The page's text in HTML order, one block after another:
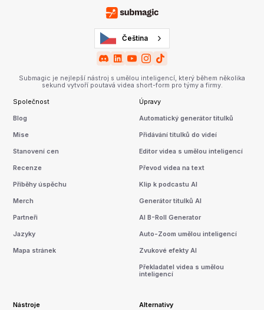
Čeština
Submagic je nejlepší nástroj s umělou inteligencí, který během několika
sekund vytvoří poutavá videa short-form pro týmy a firmy.
Společnost
Blog
Mise
Stanovení cen
Recenze
Příběhy úspěchu
Merch
Partneři
Jazyky
Mapa stránek
Úpravy
Automatický generátor titulků
Přidávání titulků do videí
Editor videa s umělou inteligencí
Převod videa na text
Klip k podcastu AI
Generátor titulků AI
AI B-Roll Generator
Auto-Zoom umělou inteligencí
Zvukové efekty AI
Překladatel videa s umělou
inteligencí
Nástroje Alternativy